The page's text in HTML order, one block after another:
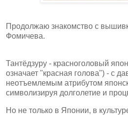
Продолжаю знакомство с
Фомичева.
Тантёдзуру - красноголовый
означает "красная голова") - с
неотъемлемым атрибутом
символизируя долголетие и
Но не только в Японии, в